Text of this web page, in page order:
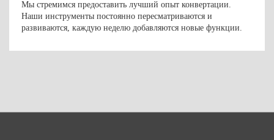
Мы стремимся предоставить лучший опыт конвертации.
Наши инструменты постоянно пересматриваются и
развиваются, каждую неделю добавляются новые функции.